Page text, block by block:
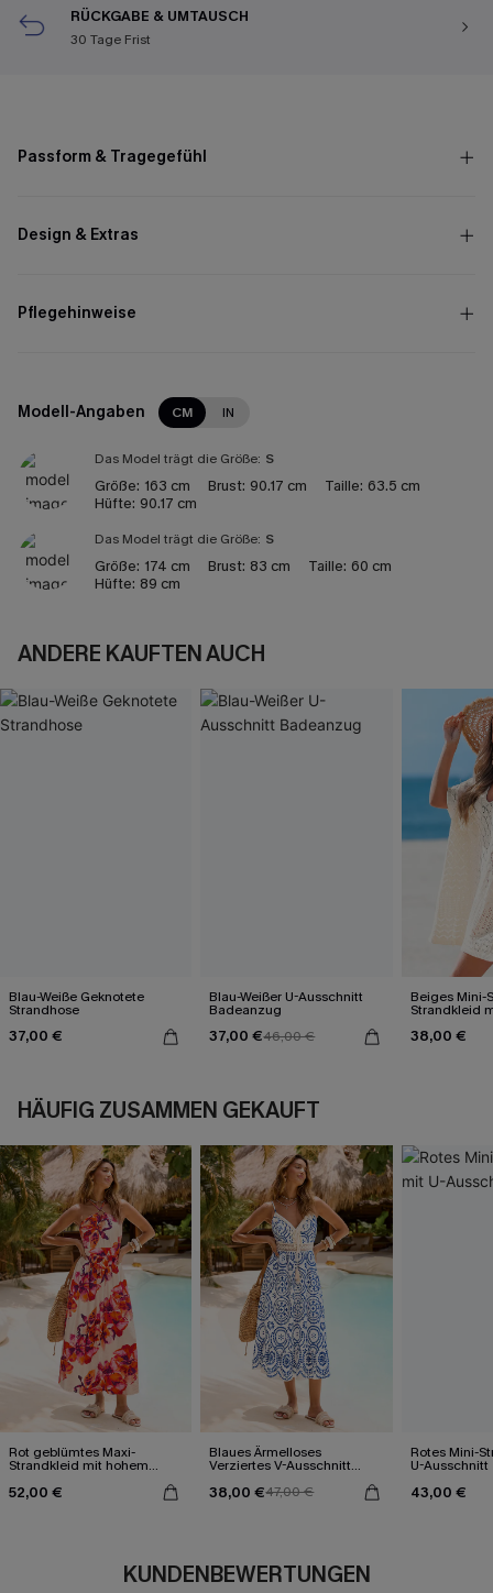
RÜCKGABE & UMTAUSCH
30 Tage Frist
Passform & Tragegefühl
Design & Extras
Pflegehinweise
Modell-Angaben CM IN
Das Model trägt die Größe: S
Größe: 163 cm Brust: 90.17 cm Taille: 63.5 cm
Hüfte: 90.17 cm
Das Model trägt die Größe: S
Größe: 174 cm Brust: 83 cm Taille: 60 cm
Hüfte: 89 cm
ANDERE KAUFTEN AUCH
Blau-Weiße Geknotete
Strandhose
37,00 €
Blau-Weißer U-Ausschnitt
Badeanzug
37,00 €46,00 €
Beiges Mini-
Strandkleid
38,00 €
HÄUFIG ZUSAMMEN GEKAUFT
Rot geblümtes Maxi-
Strandkleid mit hohem
52,00 €
Blaues Ärmelloses
Verziertes V-Ausschnitt
38,00 €47,00 €
Rotes Mini-
U-Ausschnitt
43,00 €
KUNDENBEWERTUNGEN